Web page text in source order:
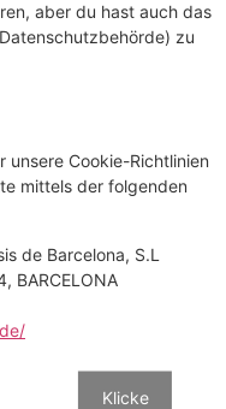
aber du hast auch das
zu
unsere Cookie-Richtlinien
mittels der folgenden
de Barcelona, S.L
BARCELONA
Klicke